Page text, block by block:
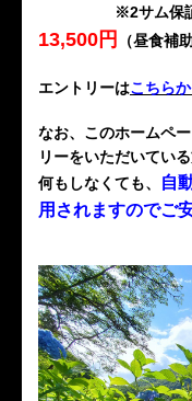
※2サム保証も
13,500円 （昼食補
エントリーはこちら
なお、このホームペ
リーをいただいている
何もしなくても、
自
用されますのでご